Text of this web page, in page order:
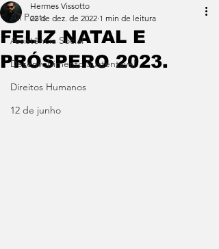
All Posts
Assistência Social
Desenvolvimento Sustentável
Direitos Humanos
12 de junho
FELIZ NATAL E
PRÓSPERO 2023.
Hermes Vissotto
22 de dez. de 2022 1 min de leitura